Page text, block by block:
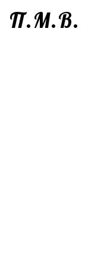
П.М.В.